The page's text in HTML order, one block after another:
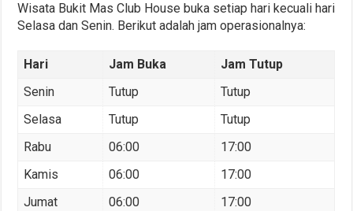
Wisata Bukit Mas Club House buka setiap hari kecuali hari
Selasa dan Senin. Berikut adalah jam operasionalnya:
Hari Jam Buka
Jam Tutup
Senin
Tutup
Tutup
Selasa
Tutup
Tutup
Rabu
06:00
17:00
Kamis
06:00
17:00
Jumat
06:00
17:00